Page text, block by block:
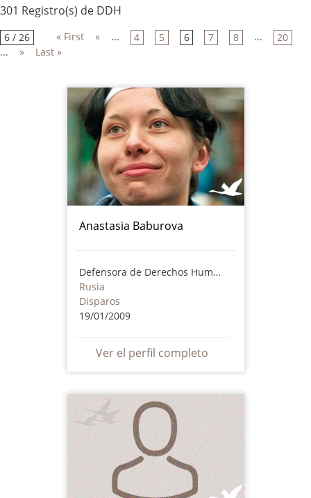
301 Registro(s) de DDH
6 / 26 « First « ... 4 5 6 7 8 ...
20
...
» Last »
Anastasia Baburova
Defensora de Derechos Humanos
Rusia
Disparos
19/01/2009
Ver el perfil completo